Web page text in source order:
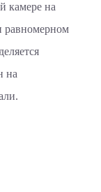
камере на
равномерном
на